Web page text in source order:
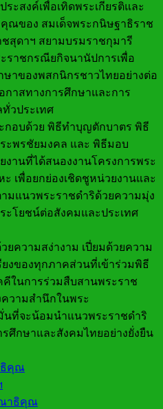
ะสงค์เพื่อเทิดพระเกียรติและ
ของ สมเด็จพระกนิษฐาธิราช
ชสุดาฯ สยามบรมราชกุมารี
ราชกรณียกิจนานัปการเพื่อ
ของพสกนิกรชาวไทยอย่างต่อ
กาสทางการศึกษาและการ
วประเทศ
อบด้วย พิธีทำบุญตักบาตร พิธี
ะพรชัยมงคล และ พิธีมอบ
งานที่ได้สนองงานโครงการพระ
เพื่อยกย่องเชิดชูหน่วยงานและ
มแนวพระราชดำริด้วยความมุ่ง
ะโยชน์ต่อสังคมและประเทศ
ยความสง่างาม เปี่ยมด้วยความ
งของทุกภาคส่วนที่เข้าร่วมพิธี
ในการร่วมสืบสานพระราช
วามสำนึกในพระ
ที่จะน้อมนำแนวพระราชดำริ
ศึกษาและสังคมไทยอย่างยั่งยืน
ธิคุณ
าธิคุณ